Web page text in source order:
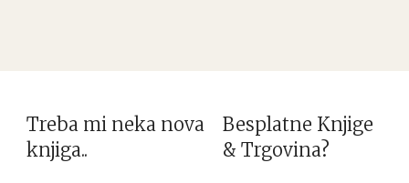
Treba mi neka nova
knjiga..
Besplatne Knjige
& Trgovina?